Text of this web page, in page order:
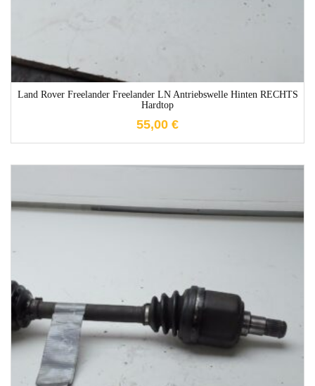
Land Rover Freelander Freelander LN Antriebswelle Hinten RECHTS
Hardtop
55,00 €
1-3 Werktage